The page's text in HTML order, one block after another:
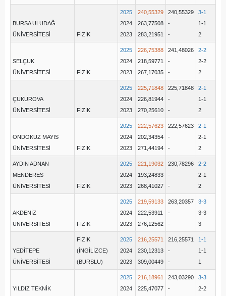
BURSA ULUDAĞ
ÜNİVERSİTESİ
FİZİK
2025
2024
2023
240,55329
263,77508
283,21951
240,55329
-
-
3-1
1-1
2
SELÇUK
ÜNİVERSİTESİ
FİZİK
2025
2024
2023
226,75388
218,59771
267,17035
241,48026
-
-
2-2
2-2
2
ÇUKUROVA
ÜNİVERSİTESİ
FİZİK
2025
2024
2023
225,71848
226,81944
270,25610
225,71848
-
-
2-1
1-1
2
ONDOKUZ MAYIS
ÜNİVERSİTESİ
FİZİK
2025
2024
2023
222,57623
202,34354
271,44194
222,57623
-
-
2-1
2-1
2
AYDIN ADNAN
MENDERES
ÜNİVERSİTESİ
FİZİK
2025
2024
2023
221,19032
193,24833
268,41027
230,78296
-
-
2-2
2-1
2
AKDENİZ
ÜNİVERSİTESİ
FİZİK
2025
2024
2023
219,59133
222,53911
276,12562
263,20357
-
-
3-3
3-3
3
YEDİTEPE
ÜNİVERSİTESİ
FİZİK
(İNGİLİZCE)
(BURSLU)
2025
2024
2023
216,25571
230,12313
309,00449
216,25571
-
-
1-1
1-1
1
YILDIZ TEKNİK
2025
2024
216,18961
225,47077
243,03290
-
3-3
2-2